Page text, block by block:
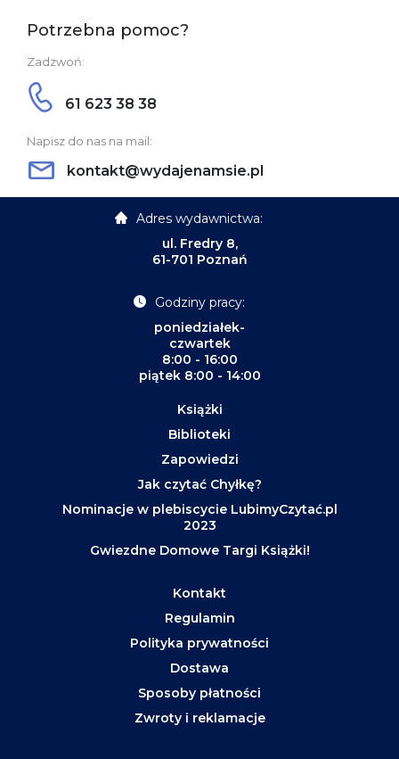
Potrzebna pomoc?
Zadzwoń:
61 623 38 38
Napisz do nas na mail:
kontakt@wydajenamsie.pl
Adres wydawnictwa:
ul. Fredry 8,
61-701 Poznań
Godziny pracy:
poniedziałek-
czwartek
8:00 - 16:00
piątek 8:00 - 14:00
Książki
Biblioteki
Zapowiedzi
Jak czytać Chyłkę?
Nominacje w plebiscycie LubimyCzytać.pl
2023
Gwiezdne Domowe Targi Książki!
Kontakt
Regulamin
Polityka prywatności
Dostawa
Sposoby płatności
Zwroty i reklamacje